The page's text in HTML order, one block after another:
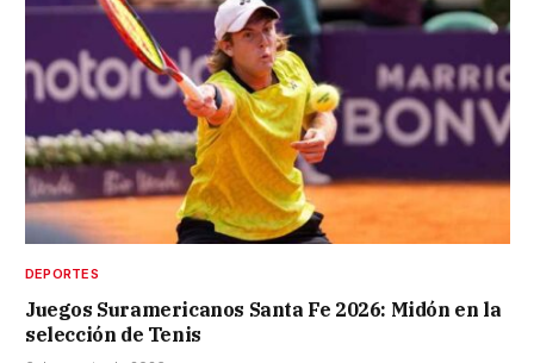
DEPORTES
Juegos Suramericanos Santa Fe 2026: Midón en la
selección de Tenis